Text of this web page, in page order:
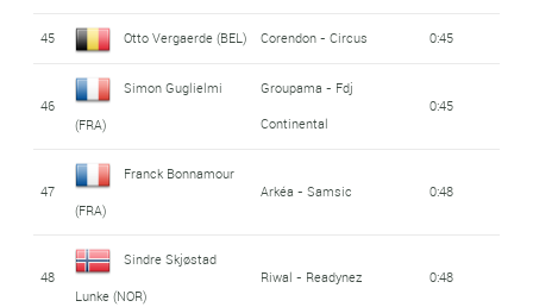
45 Otto Vergaerde (BEL) Corendon - Circus 0:45
46
Simon Guglielmi
(FRA)
Groupama - Fdj
Continental
0:45
47
Franck Bonnamour
(FRA)
Arkéa - Samsic 0:48
48
Sindre Skjøstad
Lunke (NOR)
Riwal - Readynez 0:48